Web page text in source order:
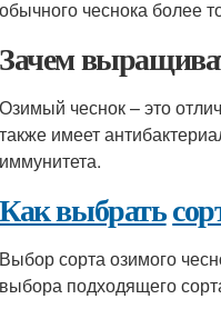
обычного чеснока более
Зачем
Озимый чеснок – это
также имеет
иммунитета.
Как выбрать
Выбор сорта озимого
выбора подходящего